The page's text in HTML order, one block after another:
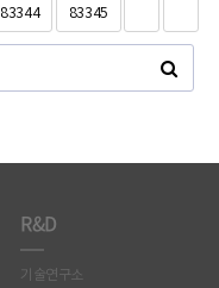
83344 83345
R&D
기술연구소